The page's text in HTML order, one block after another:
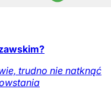
trudno nie natknąć